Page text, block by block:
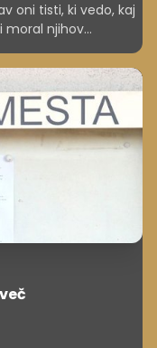
oni tisti, ki vedo, kaj
moral njihov
izberejo šolo